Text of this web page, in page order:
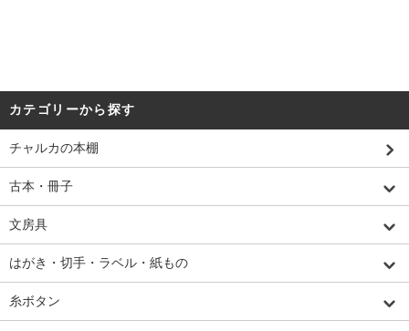
カテゴリーから探す
チャルカの本棚
古本・冊子
文房具
はがき・切手・ラベル・紙もの
糸ボタン